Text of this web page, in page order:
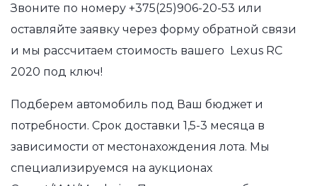
Звоните по номеру +375(25)906-20-53 или
оставляйте заявку через форму обратной связи
и мы рассчитаем стоимость вашего Lexus RC
2020 под ключ!
Подберем автомобиль под Ваш бюджет и
потребности. Срок доставки 1,5-3 месяца в
зависимости от местонахождения лота. Мы
специализируемся на аукционах